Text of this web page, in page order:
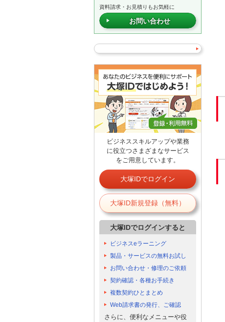
資料請求・お見積りもお気軽に
お問い合わせ
ビジネススキルアップや業務
に役立つさまざまなサービス
をご用意しています。
大塚IDでログイン
大塚ID新規登録（無料）
大塚IDでログインすると
ビジネスeラーニング
製品・サービスの無料お試し
お問い合わせ・修理のご依頼
契約確認・各種お手続き
複数契約ひとまとめ
Web請求書の発行、ご確認
さらに、便利なメニューや役